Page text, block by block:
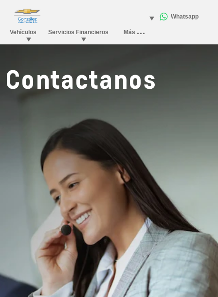
Contactanos